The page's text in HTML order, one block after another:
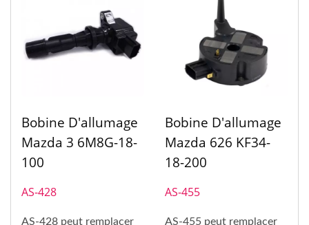
Bobine D'allumage
Mazda 3 6M8G-18-
100
AS-428
AS-428 peut remplacer
Bobine D'allumage
Mazda 626 KF34-
18-200
AS-455
AS-455 peut remplacer